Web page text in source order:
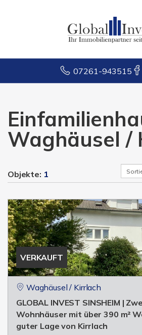
07261-943515
Waghäusel /
Objekte: 1
VERKAUFT
Waghäusel / Kirrlach
GLOBAL INVEST SINSHEIM |
Wohnhäuser mit über 390 m²
guter Lage von Kirrlach